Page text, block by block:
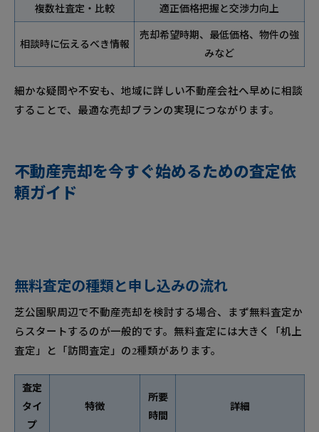
複数社査定・比較 適正価格把握と交渉力向上
相談時に伝えるべき情報
売却希望時期、最低価格、物件の強
みなど
細かな疑問や不安も、地域に詳しい不動産会社へ早めに相談
することで、最適な売却プランの実現につながります。
不動産売却を今すぐ始めるための査定依
頼ガイド
無料査定の種類と申し込みの流れ
芝公園駅周辺で不動産売却を検討する場合、まず無料査定か
らスタートするのが一般的です。無料査定には大きく「机上
査定」と「訪問査定」の2種類があります。
査定
タイ
プ
特徴
所要
時間
詳細